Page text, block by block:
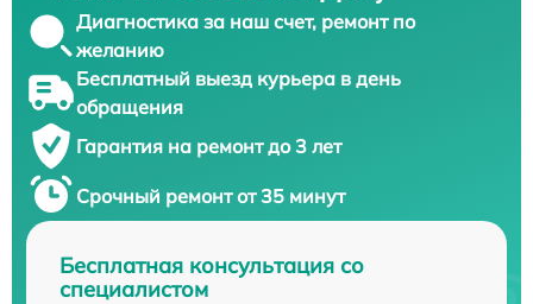
Диагностика за наш счет, ремонт по
желанию
Бесплатный выезд курьера в день
обращения
Гарантия на ремонт до 3 лет
Срочный ремонт от 35 минут
Бесплатная консультация со
специалистом